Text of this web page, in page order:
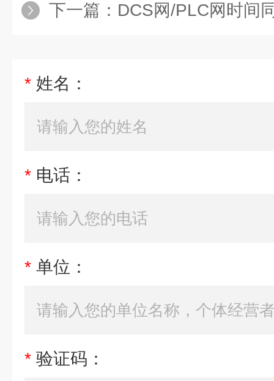
下一篇： DCS网/PLC网时间
* 姓名：
* 电话：
* 单位：
* 验证码：